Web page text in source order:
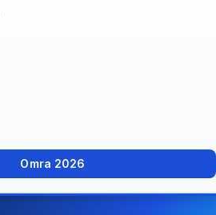
Omra 2026